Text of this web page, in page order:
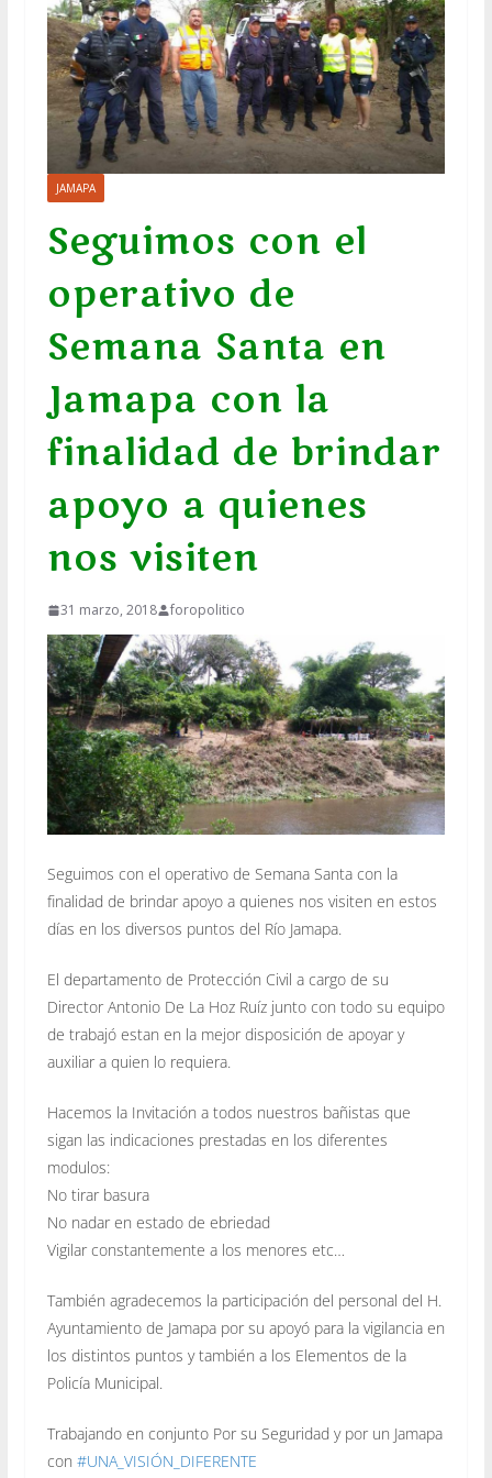
JAMAPA
Seguimos con el
operativo de
Semana Santa en
Jamapa con la
finalidad de brindar
apoyo a quienes
nos visiten
31 marzo, 2018 foropolitico
Seguimos con el operativo de Semana Santa con la
finalidad de brindar apoyo a quienes nos visiten en estos
días en los diversos puntos del Río Jamapa.
El departamento de Protección Civil a cargo de su
Director Antonio De La Hoz Ruíz junto con todo su equipo
de trabajó estan en la mejor disposición de apoyar y
auxiliar a quien lo requiera.
Hacemos la Invitación a todos nuestros bañistas que
sigan las indicaciones prestadas en los diferentes
modulos:
No tirar basura
No nadar en estado de ebriedad
Vigilar constantemente a los menores etc…
También agradecemos la participación del personal del H.
Ayuntamiento de Jamapa por su apoyó para la vigilancia en
los distintos puntos y también a los Elementos de la
Policía Municipal.
Trabajando en conjunto Por su Seguridad y por un Jamapa
con #UNA_VISIÓN_DIFERENTE